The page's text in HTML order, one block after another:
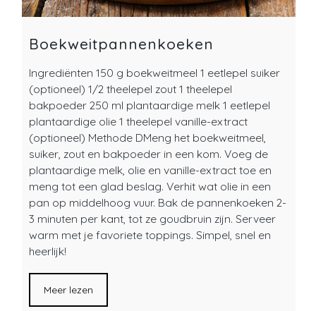
Boekweitpannenkoeken
Ingrediënten 150 g boekweitmeel 1 eetlepel suiker
(optioneel) 1/2 theelepel zout 1 theelepel
bakpoeder 250 ml plantaardige melk 1 eetlepel
plantaardige olie 1 theelepel vanille-extract
(optioneel) Methode DMeng het boekweitmeel,
suiker, zout en bakpoeder in een kom. Voeg de
plantaardige melk, olie en vanille-extract toe en
meng tot een glad beslag. Verhit wat olie in een
pan op middelhoog vuur. Bak de pannenkoeken 2-
3 minuten per kant, tot ze goudbruin zijn. Serveer
warm met je favoriete toppings. Simpel, snel en
heerlijk!
Meer lezen